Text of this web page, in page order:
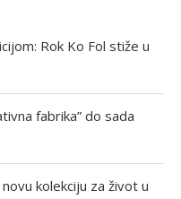
Rok Ko Fol stiže u
fabrika” do sada
kolekciju za život u